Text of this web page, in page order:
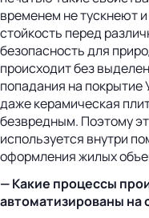
временем не тускнеют
стойкость перед
безопасность для
происходит без
попадания на покрытие
даже керамическая
безвредным. Поэтому
используется внутри
оформления жилых
— Какие процессы
автоматизированы на